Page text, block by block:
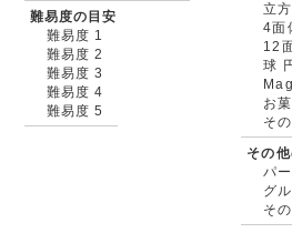
難易度の目安
難易度 1
難易度 2
難易度 3
難易度 4
難易度 5
立
4面
12
球
お
そ
その
パ
グ
そ